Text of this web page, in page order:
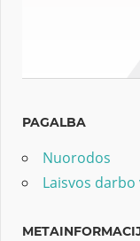
PAGALBA
Nuorodos
Laisvos darbo